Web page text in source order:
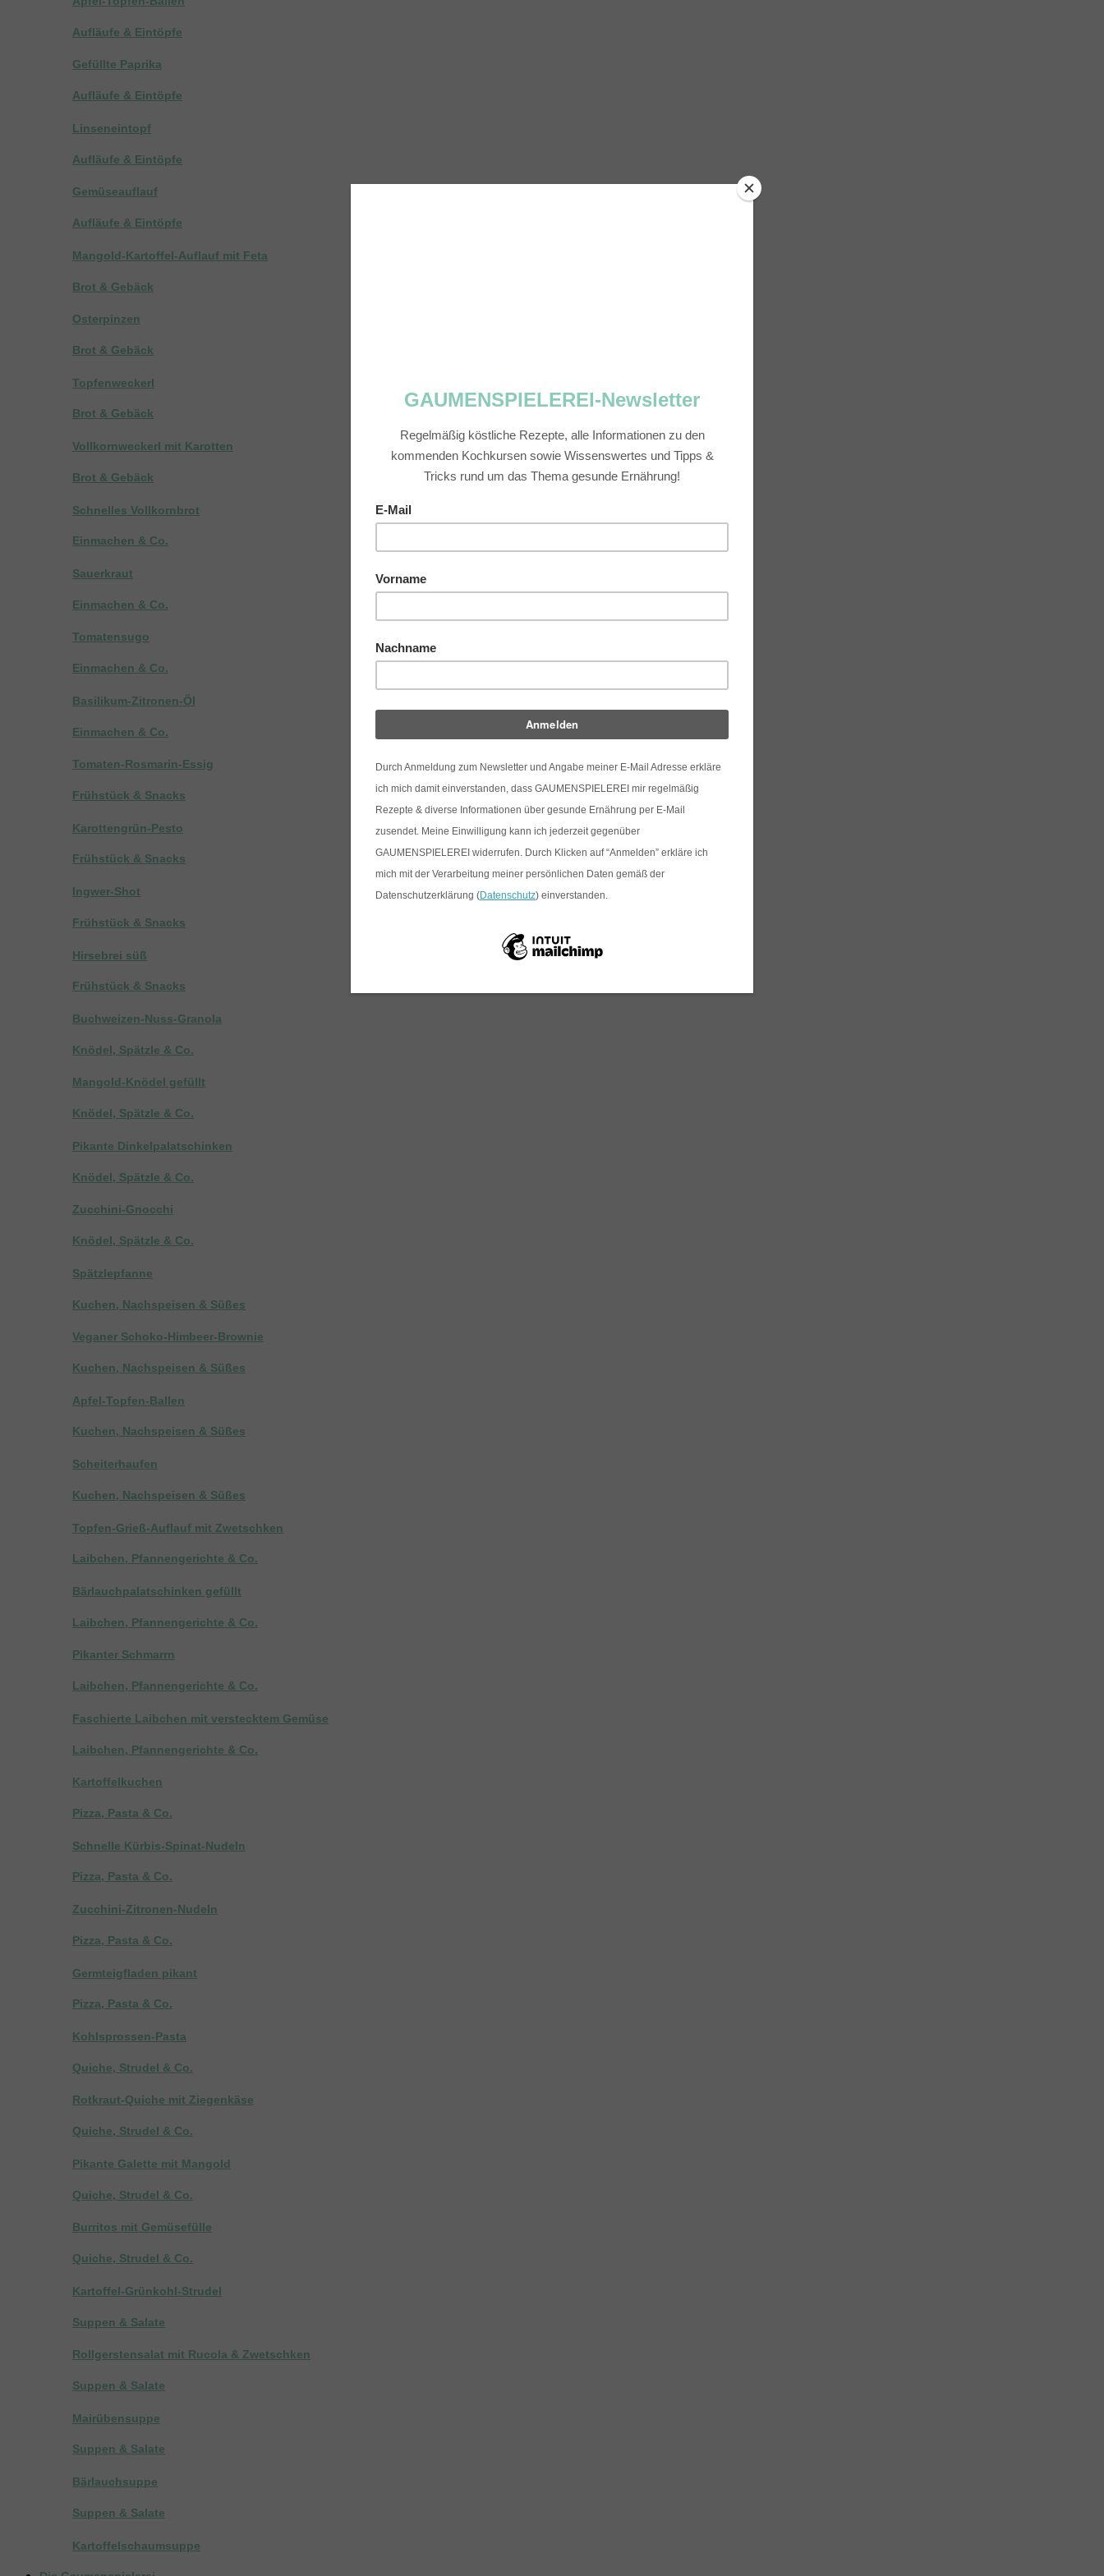
Aufläufe & Eintöpfe
Gefüllte Paprika
Aufläufe & Eintöpfe
Linseneintopf
Aufläufe & Eintöpfe
Gemüseauflauf
Aufläufe & Eintöpfe
Mangold-Kartoffel-Auflauf mit Feta
Brot & Gebäck
Osterpinzen
Brot & Gebäck
Topfenweckerl
Brot & Gebäck
Vollkornweckerl mit Karotten
Brot & Gebäck
Schnelles Vollkornbrot
Einmachen & Co.
Sauerkraut
Einmachen & Co.
Tomatensugo
Einmachen & Co.
Basilikum-Zitronen-Öl
Einmachen & Co.
Tomaten-Rosmarin-Essig
Frühstück & Snacks
Karottengrün-Pesto
Frühstück & Snacks
Ingwer-Shot
Frühstück & Snacks
Hirsebrei süß
Frühstück & Snacks
Buchweizen-Nuss-Granola
Knödel, Spätzle & Co.
Mangold-Knödel gefüllt
Knödel, Spätzle & Co.
Pikante Dinkelpalatschinken
Knödel, Spätzle & Co.
Zucchini-Gnocchi
Knödel, Spätzle & Co.
Spätzlepfanne
Kuchen, Nachspeisen & Süßes
Veganer Schoko-Himbeer-Brownie
Kuchen, Nachspeisen & Süßes
Apfel-Topfen-Ballen
Kuchen, Nachspeisen & Süßes
Scheiterhaufen
Kuchen, Nachspeisen & Süßes
Topfen-Grieß-Auflauf mit Zwetschken
Laibchen, Pfannengerichte & Co.
Bärlauchpalatschinken gefüllt
Laibchen, Pfannengerichte & Co.
Pikanter Schmarrn
Laibchen, Pfannengerichte & Co.
Faschierte Laibchen mit verstecktem Gemüse
Laibchen, Pfannengerichte & Co.
Kartoffelkuchen
Pizza, Pasta & Co.
Schnelle Kürbis-Spinat-Nudeln
Pizza, Pasta & Co.
Zucchini-Zitronen-Nudeln
Pizza, Pasta & Co.
Germteigfladen pikant
Pizza, Pasta & Co.
Kohlsprossen-Pasta
Quiche, Strudel & Co.
Rotkraut-Quiche mit Ziegenkäse
Quiche, Strudel & Co.
Pikante Galette mit Mangold
Quiche, Strudel & Co.
Burritos mit Gemüsefülle
Quiche, Strudel & Co.
Kartoffel-Grünkohl-Strudel
Suppen & Salate
Rollgerstensalat mit Rucola & Zwetschken
Suppen & Salate
Mairübensuppe
Suppen & Salate
Bärlauchsuppe
Suppen & Salate
Kartoffelschaumsuppe